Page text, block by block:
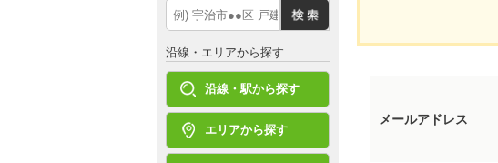
メールアドレス
沿線・エリアから探す
沿線・駅から探す
エリアから探す